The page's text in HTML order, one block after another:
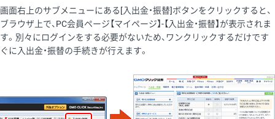
画面右上のサブメニューにある[入出金・振替]ボタンをクリックすると、
ブラウザ上で、PC会員ページ【マイページ】-【入出金・振替】が表示されま
す。別々にログインをする必要がないため、ワンクリックするだけです
ぐに入出金・振替の手続きが行えます。